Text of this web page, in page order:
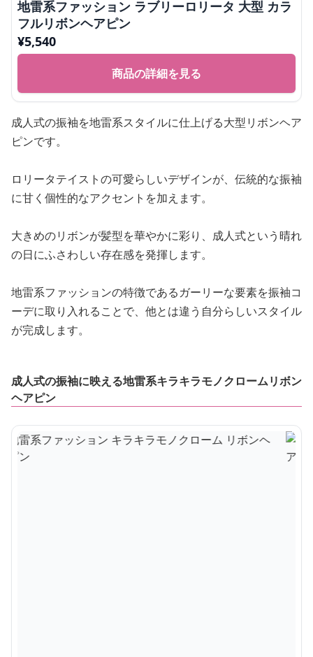
地雷系ファッション ラブリーロリータ 大型 カラ
フルリボンヘアピン
¥5,540
商品の詳細を見る
成人式の振袖を地雷系スタイルに仕上げる大型リボンヘア
ピンです。
ロリータテイストの可愛らしいデザインが、伝統的な振袖
に甘く個性的なアクセントを加えます。
大きめのリボンが髪型を華やかに彩り、成人式という晴れ
の日にふさわしい存在感を発揮します。
地雷系ファッションの特徴であるガーリーな要素を振袖コ
ーデに取り入れることで、他とは違う自分らしいスタイル
が完成します。
成人式の振袖に映える地雷系キラキラモノクロームリボン
ヘアピン